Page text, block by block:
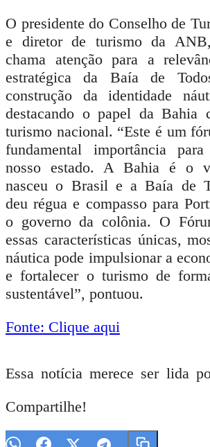
O presidente do Conselho de
e diretor de turismo da
chama atenção para a
estratégica da Baía de
construção da identidade
destacando o papel da Bahia
turismo nacional. “Este é um
fundamental importância
nosso estado. A Bahia é o
nasceu o Brasil e a Baía de
deu régua e compasso para
o governo da colônia. O
essas características únicas,
náutica pode impulsionar a
e fortalecer o turismo de
sustentável”, pontuou.
Fonte: Clique aqui
Essa notícia merece ser lida
Compartilhe!